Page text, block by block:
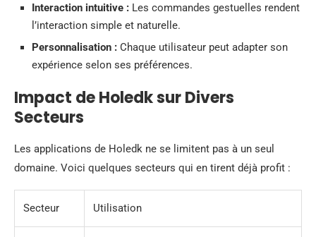
Interaction intuitive : Les commandes gestuelles rendent
l’interaction simple et naturelle.
Personnalisation : Chaque utilisateur peut adapter son
expérience selon ses préférences.
Impact de Holedk sur Divers
Secteurs
Les applications de Holedk ne se limitent pas à un seul
domaine. Voici quelques secteurs qui en tirent déjà profit :
Secteur Utilisation